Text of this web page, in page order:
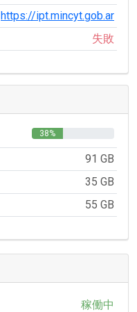
https://ipt.mincyt.gob.ar
失敗
38%
91 GB
35 GB
55 GB
稼働中